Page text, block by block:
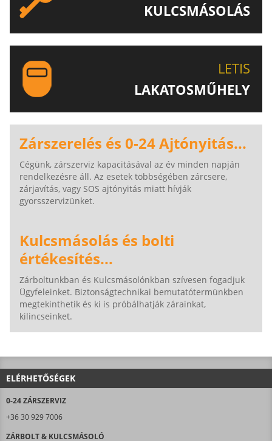
KULCSMÁSOLÁS
LETIS
LAKATOSMŰHELY
Zárszerelés és 0-24 Ajtónyitás...
Cégünk, zárszerviz kapacitásával az év minden napján
rendelkezésre áll. Az esetek többségében zárcsere,
zárjavítás, vagy SOS ajtónyitás miatt hívják
gyorsszervizünket.
Kulcsmásolás és bolti
értékesítés...
Zárboltunkban és Kulcsmásolónkban szívesen fogadjuk
Ügyfeleinket. Biztonságtechnikai bemutatótermünkben
megtekinthetik és ki is próbálhatják zárainkat,
kilincseinket.
ELÉRHETŐSÉGEK
0-24 ZÁRSZERVIZ
+36 30 929 7006
ZÁRBOLT & KULCSMÁSOLÓ